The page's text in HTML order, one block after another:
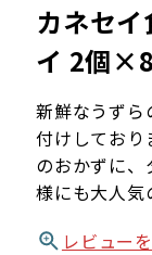
カネセ
イ 2個
新鮮なうずら
付けしており
のおかずに
様にも大人気
レビュー